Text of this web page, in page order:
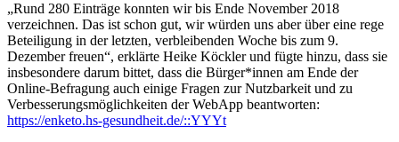
„Rund 280 Einträge konnten wir bis Ende November 2018
verzeichnen. Das ist schon gut, wir würden uns aber über eine rege
Beteiligung in der letzten, verbleibenden Woche bis zum 9.
Dezember freuen“, erklärte Heike Köckler und fügte hinzu, dass sie
insbesondere darum bittet, dass die Bürger*innen am Ende der
Online-Befragung auch einige Fragen zur Nutzbarkeit und zu
Verbesserungsmöglichkeiten der WebApp beantworten:
https://enketo.hs-gesundheit.de/::YYYt